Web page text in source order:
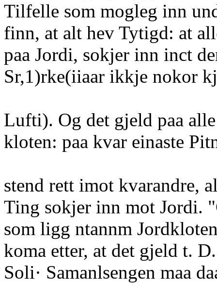
Tilfelle som mogleg inn
finn, at alt hev Tytigd: at
paa Jordi, sokjer inn inct
Sr,1)rke(iiaar ikkje nokor
Lufti). Og det gjeld paa
kloten: paa kvar einaste
stend rett imot kvarandre,
Ting sokjer inn mot Jordi.
som ligg ntannm
koma etter, at det gjeld t.
Soli· Samanlsengen maa